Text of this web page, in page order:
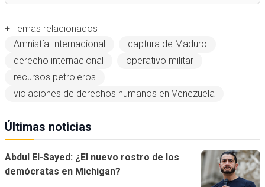
+ Temas relacionados
Amnistía Internacional
captura de Maduro
derecho internacional
operativo militar
recursos petroleros
violaciones de derechos humanos en Venezuela
Últimas noticias
Abdul El-Sayed: ¿El nuevo rostro de los
demócratas en Michigan?